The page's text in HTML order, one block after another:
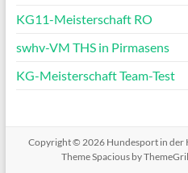
KG11-Meisterschaft RO
swhv-VM THS in Pirmasens
KG-Meisterschaft Team-Test
Copyright © 2026 Hundesport in der
ThemeSpacious by